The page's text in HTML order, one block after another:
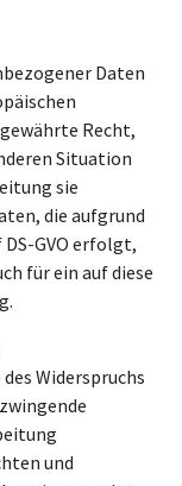
Daten
Recht,
Situation
sie
die aufgrund
DS-GVO erfolgt,
für ein auf diese
Widerspruchs
und